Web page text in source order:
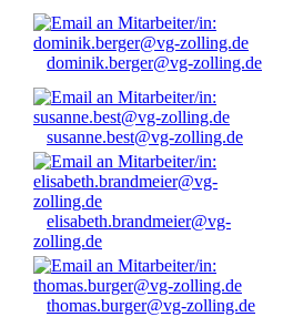
dominik.berger@vg-zolling.de
susanne.best@vg-zolling.de
elisabeth.brandmeier@vg-
zolling.de
thomas.burger@vg-zolling.de